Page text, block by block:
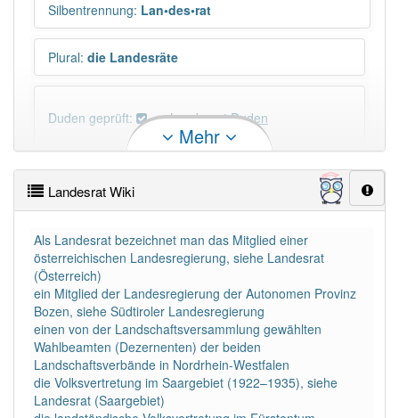
Silbentrennung: Lan•des•rat
Plural: die Landesräte
Duden geprüft: Landesrat Duden
PowerIndex:5
Häufigkeit: 4 von 10
Wörter mit Endung-landesrat: 1
Wörter mit Endung-landesrat aber mit einem
anderen Artikelder : 0
Mehr
Landesrat Wiki
Als Landesrat bezeichnet man das Mitglied einer
österreichischen Landesregierung, siehe Landesrat
(Österreich)
ein Mitglied der Landesregierung der Autonomen Provinz
Bozen, siehe Südtiroler Landesregierung
einen von der Landschaftsversammlung gewählten
Wahlbeamten (Dezernenten) der beiden
Landschaftsverbände in Nordrhein-Westfalen
die Volksvertretung im Saargebiet (1922–1935), siehe
Landesrat (Saargebiet)